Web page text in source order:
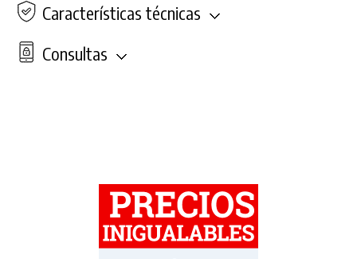
Características técnicas
Consultas